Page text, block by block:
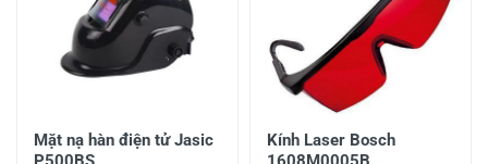
Mặt nạ hàn điện tử Jasic
Kính Laser Bosch